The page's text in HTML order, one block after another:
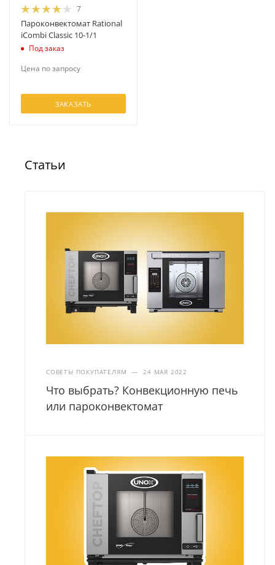
7
Пароконвектомат Rational
iCombi Classic 10-1/1
Под заказ
Цена по запросу
ЗАКАЗАТЬ
Статьи
СОВЕТЫ ПОКУПАТЕЛЯМ — 24 МАЯ 2022
Что выбрать? Конвекционную печь
или пароконвектомат